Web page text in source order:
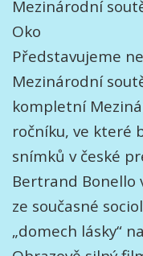
Mezinárodní
Oko
Představujeme
Mezinárodní
kompletní
ročníku, ve které
snímků v české
Bertrand Bonello
ze současné
„domech lásky“